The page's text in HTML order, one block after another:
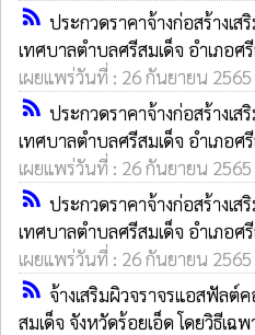
rss_feed ประกวดราคาจ้างก่อสร้าง
เทศบาลตำบลศรีสมเด็จ อำเภอศ
เผยแพร่วันที่ : 26 กันยายน
rss_feed ประกวดราคาจ้างก่อสร้าง
เทศบาลตำบลศรีสมเด็จ อำเภอศ
เผยแพร่วันที่ : 26 กันยายน
rss_feed ประกวดราคาจ้างก่อสร้าง
เทศบาลตำบลศรีสมเด็จ อำเภอศ
เผยแพร่วันที่ : 26 กันยายน
rss_feed จ้างเสริมผิวจราจรแอสฟัล
สมเด็จ จังหวัดร้อยเอ็ด โดยวิธีเฉพ